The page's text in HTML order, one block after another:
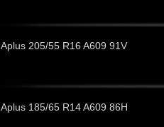
Aplus 205/55 R16 A609 91V
Aplus 185/65 R14 A609 86H